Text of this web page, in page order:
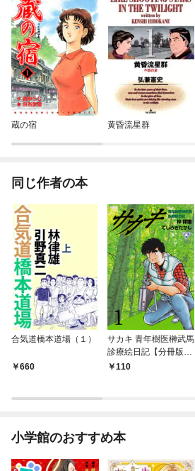
蔵の宿 黄昏流星群
同じ作者の本
合気道橋本道場（１）
660
サカキ 青年樹医榊武馬
診療絵日記【分冊版】
1110
小学館のおすすめ本